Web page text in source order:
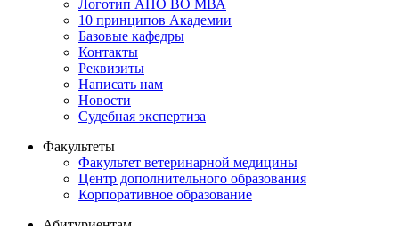
Логотип АНО ВО МВА
10 принципов Академии
Базовые кафедры
Контакты
Реквизиты
Написать нам
Новости
Судебная экспертиза
Факультеты
Факультет ветеринарной медицины
Центр дополнительного образования
Корпоративное образование